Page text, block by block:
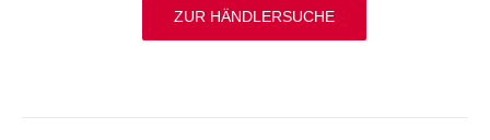
ZUR HÄNDLERSUCHE